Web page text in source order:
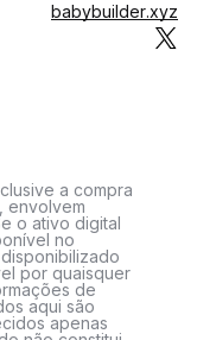
babybuilder.xyz
a compra
envolvem
o ativo digital
no
por quaisquer
de
aqui são
apenas